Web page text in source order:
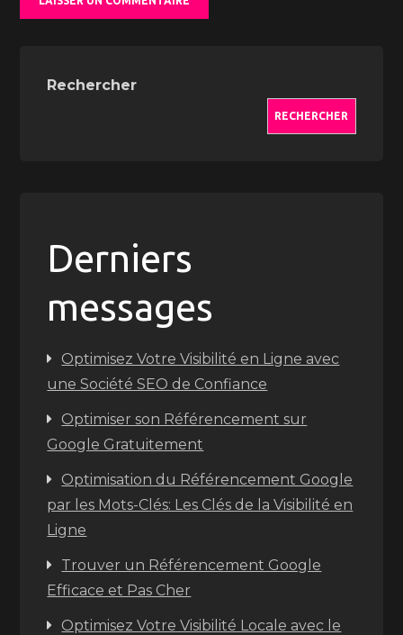
Rechercher
RECHERCHER
Derniers
messages
Optimisez Votre Visibilité en Ligne avec
une Société SEO de Confiance
Optimiser son Référencement sur
Google Gratuitement
Optimisation du Référencement Google
par les Mots-Clés: Les Clés de la Visibilité en
Ligne
Trouver un Référencement Google
Efficace et Pas Cher
Optimisez Votre Visibilité Locale avec le